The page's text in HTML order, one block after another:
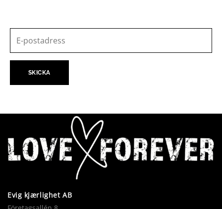
Evig kjærlighet AB